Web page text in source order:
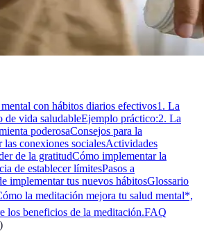
con hábitos diarios efectivos1. La
de vida saludableEjemplo práctico:2. La
poderosaConsejos para la
las conexiones socialesActividades
de la gratitudCómo implementar la
de establecer límitesPasos a
implementar tus nuevos hábitosGlossario
la meditación mejora tu salud mental*,
los beneficios de la meditación.FAQ